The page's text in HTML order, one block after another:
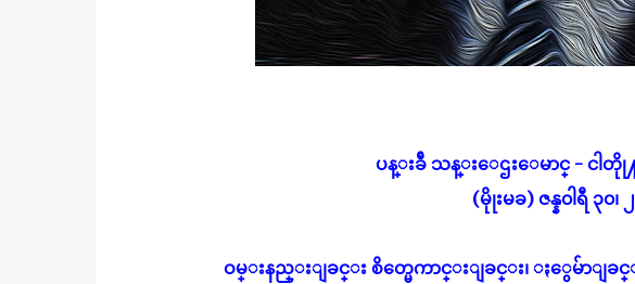
ပန္းခ်ီ သန္းေဌးေမာင္ - ငါတိုု
(မိုုးမခ) ဇန္န၀ါရီ ၃၀၊
ဝမ္းနည္းျခင္း စိတ္မေကာင္းျခင္း၊ ႏွေမ်ာျခင္